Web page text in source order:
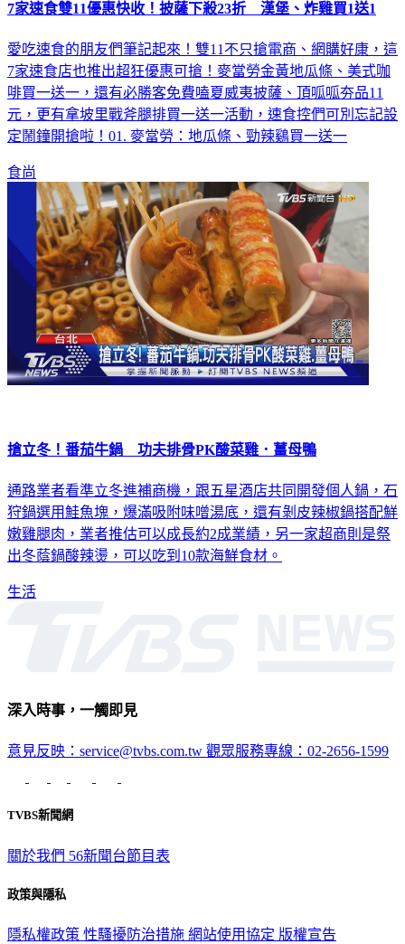
7家速食雙11優惠快收！披薩下殺23折 漢堡、炸雞買1送1
愛吃速食的朋友們筆記起來！雙11不只搶電商、網購好康，這
7家速食店也推出超狂優惠可搶！麥當勞金黃地瓜條、美式咖
啡買一送一，還有必勝客免費嗑夏威夷披薩、頂呱呱夯品11
元，更有拿坡里戰斧腿排買一送一活動，速食控們可別忘記設
定鬧鐘開搶啦！01. 麥當勞：地瓜條、勁辣鷄買一送一
食尚
搶立冬！番茄牛鍋 功夫排骨PK酸菜雞．薑母鴨
通路業者看準立冬進補商機，跟五星酒店共同開發個人鍋，石
狩鍋選用鮭魚塊，爆滿吸附味噌湯底，還有剝皮辣椒鍋搭配鮮
嫩雞腿肉，業者推估可以成長約2成業績，另一家超商則是祭
出冬蔭鍋酸辣燙，可以吃到10款海鮮食材。
生活
深入時事，一觸即見
意見反映：service@tvbs.com.tw 觀眾服務專線：02-2656-1599
TVBS新聞網
關於我們 56新聞台節目表
政策與隱私
隱私權政策 性騷擾防治措施 網站使用協定 版權宣告